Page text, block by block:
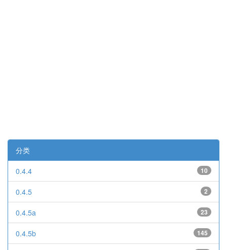
分类
10
0.4.4
2
0.4.5
23
0.4.5a
145
0.4.5b